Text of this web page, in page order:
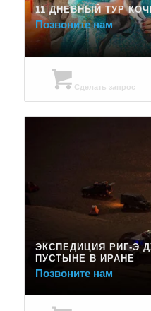
11 ДНЕВНЫЙ ТУР
Позвоните нам
Сделать запрос
ЭКСПЕДИЦИЯ РИГ-Э
ПУСТЫНЕ В ИРАНЕ
Позвоните нам